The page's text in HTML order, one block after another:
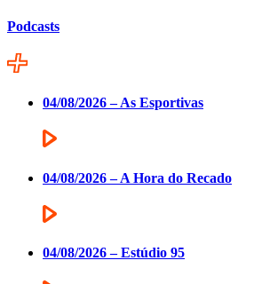
Podcasts
04/08/2026 – As Esportivas
04/08/2026 – A Hora do Recado
04/08/2026 – Estúdio 95